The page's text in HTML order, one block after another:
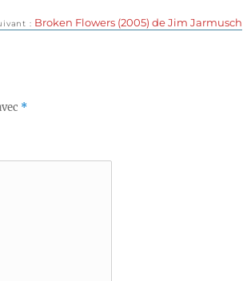
Publication
Broken Flowers (2005) de Jim Jarmusch
*